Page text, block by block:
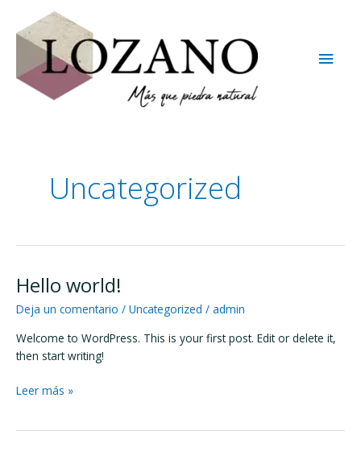
contenido
Uncategorized
Hello world!
Deja un comentario / Uncategorized / admin
Welcome to WordPress. This is your first post. Edit or delete it,
then start writing!
Hello
Leer más »